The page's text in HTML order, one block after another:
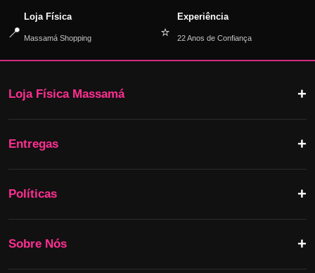
📍
Loja Física
Massamá Shopping ⭐
Experiência
22 Anos de Confiança
Loja Física Massamá
Entregas
Políticas
Sobre Nós